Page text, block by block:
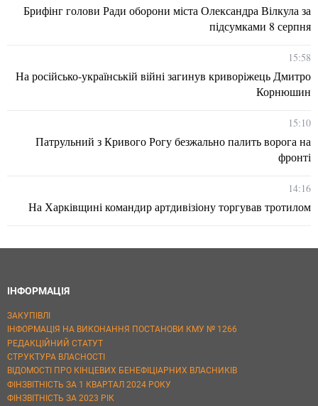
Брифінг голови Ради оборони міста Олександра Вілкула за
підсумками 8 серпня
15:58
На російсько-українській війні загинув криворіжець Дмитро
Корнюшин
15:10
Патрульний з Кривого Рогу безжально палить ворога на
фронті
14:16
На Харківщині командир артдивізіону торгував тротилом
ІНФОРМАЦІЯ
ЗАКУПІВЛІ
ІНФОРМАЦІЯ НА ВИКОНАННЯ ПОСТАНОВИ КМУ № 1266
РЕДАКЦІЙНИЙ СТАТУТ
СТРУКТУРА ВЛАСНОСТІ
ВІДОМОСТІ ПРО КІНЦЕВИХ БЕНЕФІЦІАРНИХ ВЛАСНИКІВ
ФІНЗВІТНІСТЬ ЗА 1 КВАРТАЛ 2024 РОКУ
ФІНЗВІТНІСТЬ ЗА 2023 РІК